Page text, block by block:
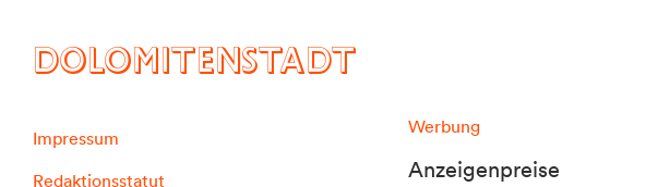
DOLOMITENSTADT
Impressum
Redaktionsstatut
Werbung
Anzeigenpreise